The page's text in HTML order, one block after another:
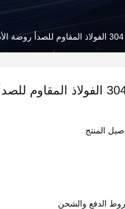
304 الفولاذ المقاوم للصدأ روضة الأطفال سوينغ بوابة حاجز ثنائي الاتجاه
304 الفولاذ المقاوم
المنتج
الدفع والشحن